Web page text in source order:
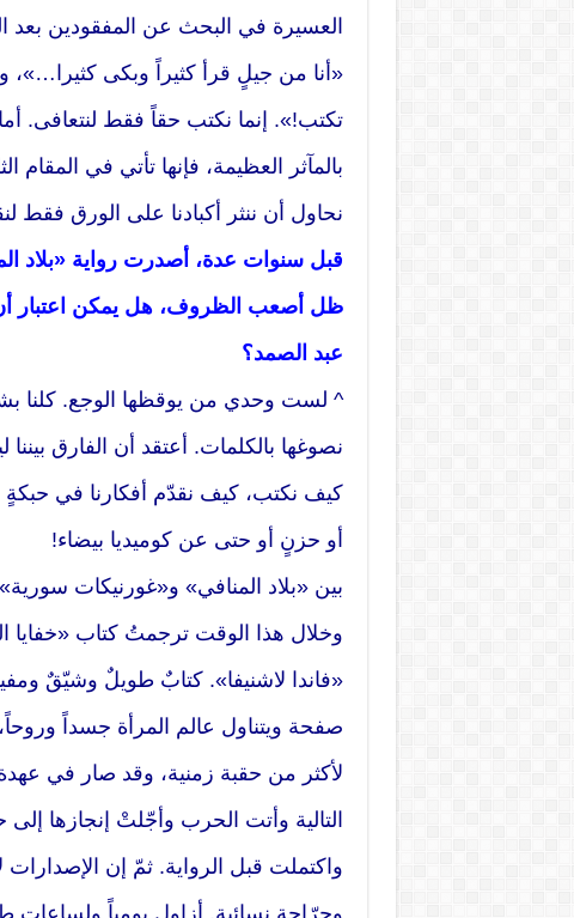
العسيرة في البحث عن المفقودين
«أنا من جيلٍ قرأ كثيراً وبكى كثيرا…»،
تكتب!». إنما نكتب حقاً فقط لنتعافى.
بالمآثر العظيمة، فإنها تأتي في
نحاول أن ننثر أكبادنا على الورق فقط
قبل سنوات عدة، أصدرت رواية «بلاد
ظل أصعب الظروف، هل يمكن اعتبار أن
عبد الصمد؟
^ لست وحدي من يوقظها الوجع. كلنا
نصوغها بالكلمات. أعتقد أن الفارق
كيف نكتب، كيف نقدّم أفكارنا في
أو حزنٍ أو حتى عن كوميديا بيضاء!
بين «بلاد المنافي» و«غورنيكات
وخلال هذا الوقت ترجمتُ كتاب «خفايا
«فاندا لاشنيفا». كتابٌ طويلٌ وشيّقٌ
صفحة ويتناول عالم المرأة جسداً
لأكثر من حقبة زمنية، وقد صار في
التالية وأتت الحرب وأجّلتْ إنجازها
واكتملت قبل الرواية. ثمّ إن الإصدارات
وجرّاحة نسائية. أزاول يومياً ولساعاتٍ